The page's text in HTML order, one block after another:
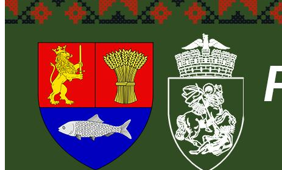
English
Închirieri auto
Închirieri biciclete